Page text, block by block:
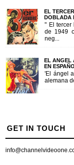
EL
DOBLADA
" El tercer
de 1949
neg...
EL ANGEL
EN
'El ángel
alemana
GET IN TOUCH